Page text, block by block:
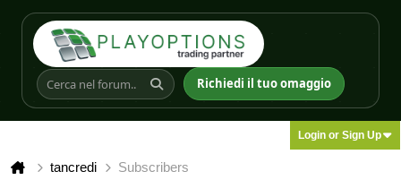
Richiedi il tuo omaggio
Login or Sign Up
tancredi Subscribers